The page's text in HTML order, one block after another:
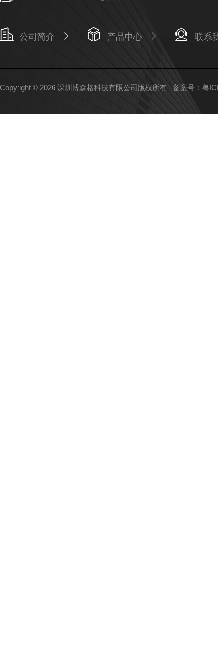
公司简介 产品中心 联系
Copyright © 2026 深圳博森格科技有限公司版权所有备案号：粤